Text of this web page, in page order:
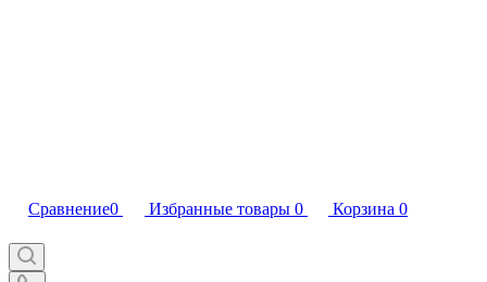
Сравнение0 Избранные товары 0 Корзина 0